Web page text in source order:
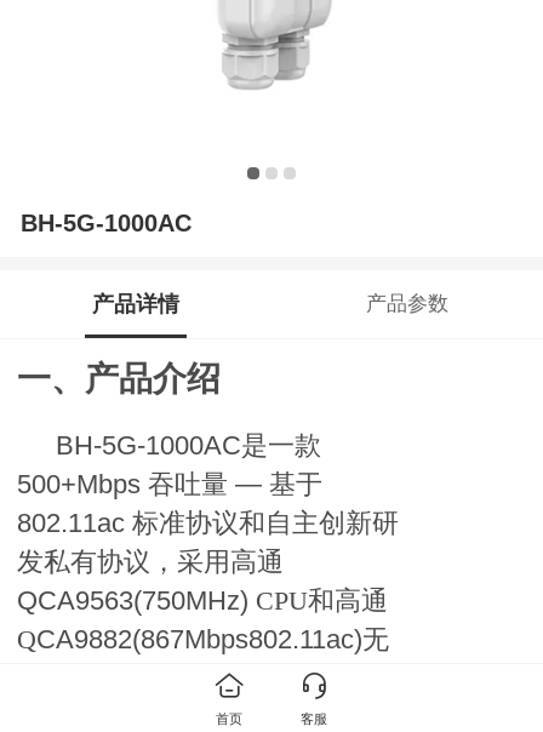
BH-5G-1000AC
产品详情 产品参数
一、产品介绍
BH-5G-1000AC是一款
500+Mbps 吞吐量 — 基于
802.11ac 标准协议和自主创新研
发私有协议，采用高通
QCA9563(750MHz) CPU和高通
QCA9882(867Mbps802.11ac)无
64 MBytes RAM 16
MBytes 闪存，支持千兆以太网口
首页 客服